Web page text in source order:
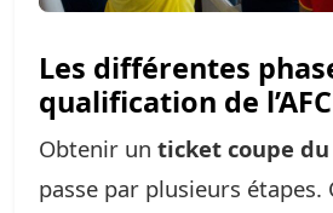
Les différentes
qualification de l’AFC
Obtenir un ticket coupe
passe par plusieurs étapes.